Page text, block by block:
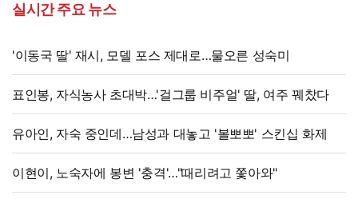
실시간 주요 뉴스
'이동국 딸' 재시, 모델 포스 제대로…물오른 성숙미
표인봉, 자식농사 초대박…'걸그룹 비주얼' 딸, 여주 꿰찼다
유아인, 자숙 중인데…남성과 대놓고 '볼뽀뽀' 스킨십 화제
이현이, 노숙자에 봉변 '충격'…"때리려고 쫓아와"